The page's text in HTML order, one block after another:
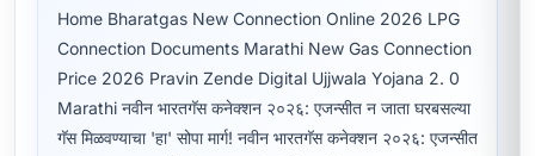
Home Bharatgas New Connection Online 2026 LPG
Connection Documents Marathi New Gas Connection
Price 2026 Pravin Zende Digital Ujjwala Yojana 2. 0
Marathi नवीन भारतगॅस कनेक्शन २०२६: एजन्सीत न जाता घरबसल्या
गॅस मिळवण्याचा 'हा' सोपा मार्ग! नवीन भारतगॅस कनेक्शन २०२६: एजन्सीत